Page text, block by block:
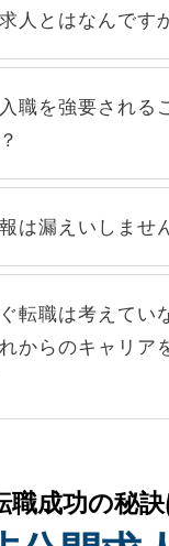
を確認し、その後
、5営業日以内
ますので、しばら
人とはなんです
で取り扱
は、Webサイトか
非公開求人」です
由によって、一般
を避けるため 人
てしまうと、応
機関が求める条件
紹介会社に依頼す
職を強要される
を強要すること
、仮に応募先から
る必要はありま
連絡はキャリアパ
は漏えいしませ
漏えいすること
心ください。当サ
集したご登録者様
キャリアアップお
的に使用いたしま
ての個人データ
情報の取り扱いに
を満たした事業者
転職は考えてい
からのキャリア
て、現在の医療機
じえながら、適切
職成功の秘